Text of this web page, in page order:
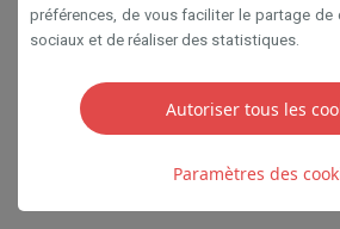
préférences, de vous faciliter le partage de
sociaux et de réaliser des statistiques.
Autoriser tous les
Paramètres des